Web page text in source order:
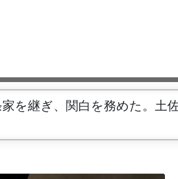
を継ぎ、関白を務めた。土